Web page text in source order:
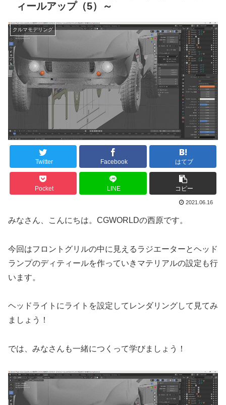
ィールアップ（5）～
クルマモデリング
Twitter Facebook はてブ
Pocket LINE コピー
2021.06.16
みなさん、こんにちは。CGWORLDの西原です。
今回はフロントグリルの中に見えるラジエーターとヘッド
ランプのディティールを作っていきマテリアルの設定も行
います。
ヘッドライトにライトを設定してレンダリングして見てみ
ましょう！
では、みなさんも一緒につくって学びましょう！